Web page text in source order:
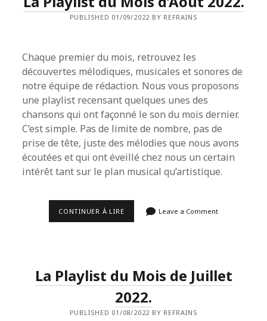
PUBLISHED 01/09/2022 BY REFRAINS
Chaque premier du mois, retrouvez les
découvertes mélodiques, musicales et sonores de
notre équipe de rédaction. Nous vous proposons
une playlist recensant quelques unes des
chansons qui ont façonné le son du mois dernier.
C’est simple. Pas de limite de nombre, pas de
prise de tête, juste des mélodies que nous avons
écoutées et qui ont éveillé chez nous un certain
intérêt tant sur le plan musical qu’artistique.
CONTINUER À LIRELA
Leave a Comment
La Playlist du Mois de Juillet
2022.
PUBLISHED 01/08/2022 BY REFRAINS